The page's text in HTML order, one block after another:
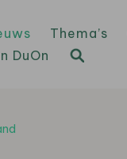
Thema’s
DuOn